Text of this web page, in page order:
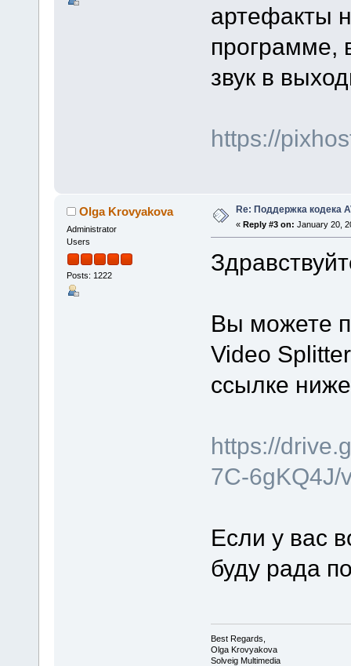
артефакты
программе,
звук в
https://
Olga Krovyakova
Administrator
Users
Posts: 1222
Re: Поддержка кодека
« Reply #3 on: January 20,
Вы можете
Video
ссылке
https://
7C-6gKQ4J/
Если у вас
буду рада
Best Regards,
Olga Krovyakova
Solveig Multimedia